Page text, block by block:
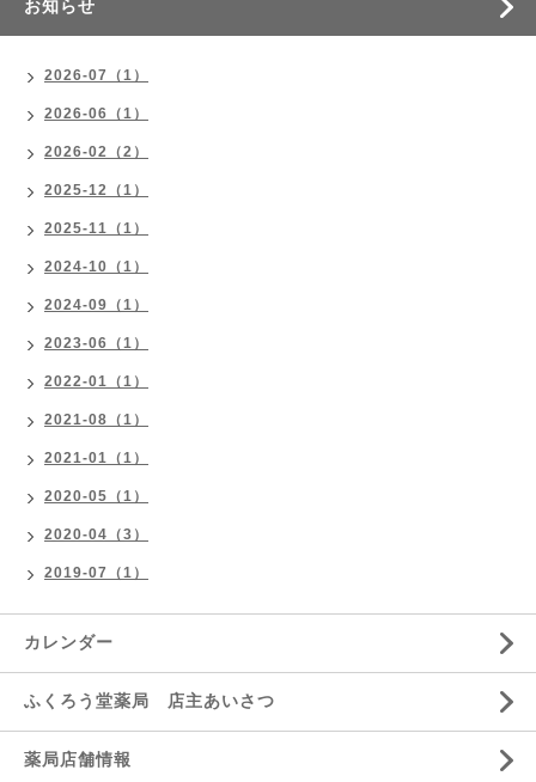
お知らせ
2026-07（1）
2026-06（1）
2026-02（2）
2025-12（1）
2025-11（1）
2024-10（1）
2024-09（1）
2023-06（1）
2022-01（1）
2021-08（1）
2021-01（1）
2020-05（1）
2020-04（3）
2019-07（1）
カレンダー
ふくろう堂薬局 店主あいさつ
薬局店舗情報